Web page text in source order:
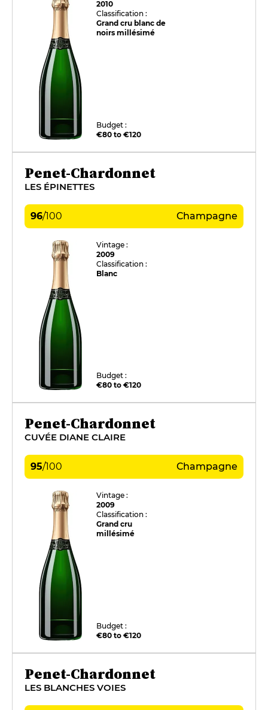
2010
Classification :
Grand cru blanc de
noirs millésimé
Budget :
€80 to €120
Penet-Chardonnet
LES ÉPINETTES
96/100 Champagne
Vintage :
2009
Classification :
Blanc
Budget :
€80 to €120
Penet-Chardonnet
CUVÉE DIANE CLAIRE
95/100 Champagne
Vintage :
2009
Classification :
Grand cru
millésimé
Budget :
€80 to €120
Penet-Chardonnet
LES BLANCHES VOIES